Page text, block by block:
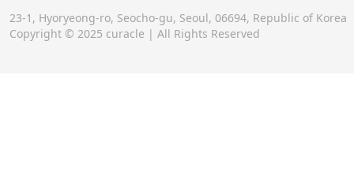
23-1, Hyoryeong-ro, Seocho-gu, Seoul, 06694, Republic of Korea
Copyright © 2025 curacle | All Rights Reserved